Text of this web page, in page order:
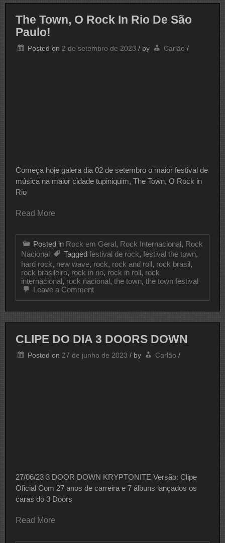
De
De
De
The Town, O Rock In Rio De São
Paulo!
Posted on 2 de setembro de 2023 / by Carlão /
Começa hoje galera dia 02 de setembro o maior festival de
música na maior cidade tupiniquim, The Town, O Rock in
Rio
Read More
Posted in Rock em Geral, Rock Internacional, Rock
Nacional
Tagged festival de rock, festival the town,
hard rock, new wave, rock, rock and roll, rock brasil,
rock brasileiro, rock in rio, rock in roll, rock
internacional, rock nacional, the town, the town festival
Leave a Commenton
Rock
Rio
São
CLIPE DO DIA 3 DOORS DOWN
Posted on 27 de junho de 2023 / by Carlão /
27/06/23 3 DOOR DOWN KRYPTONITE Versão: Clipe
Oficial Com 27 anos de carreira e 7 álbuns lançados os
caras do 3 Doors
Read More